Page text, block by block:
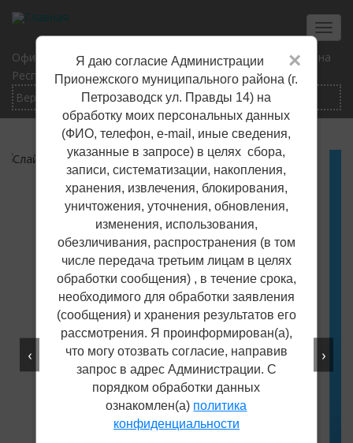
Перейти
основному
содержанию
×
Я даю согласие Администрации
Прионежского муниципального района (г.
Петрозаводск ул. Правды 14) на
обработку моих персональных данных
(ФИО, телефон, е-mail, иные сведения,
указанные в запросе) в целях сбора,
записи, систематизации, накопления,
хранения, извлечения, блокирования,
уничтожения, уточнения, обновления,
изменения, использования,
обезличивания, распространения (в том
числе передача третьим лицам в целях
обработки сообщения) , в течение срока,
необходимого для обработки заявления
(сообщения) и хранения результатов его
рассмотрения. Я проинформирован(а),
что могу отозвать согласие, направив
запрос в адрес Администрации. С
порядком обработки данных
ознакомлен(а) политика
конфиденциальности
Официальный сайт Прионежского муниципального района
Республики Карелия
‹
Решаем вместе
Не убран снег, яма на дороге,
не горит фонарь?
›